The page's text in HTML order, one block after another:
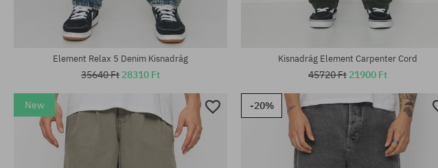
Element Relax 5 Denim Kisnadrág
35640 Ft 28310 Ft
Kisnadrág Element Carpenter Cord
45720 Ft 21900 Ft
New -20%